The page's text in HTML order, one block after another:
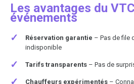
Les avantages du
événements
✓ Réservation garantie – Pas de file
indisponible
✓ Tarifs transparents – Pas de
✓ Chauffeurs expérimentés –